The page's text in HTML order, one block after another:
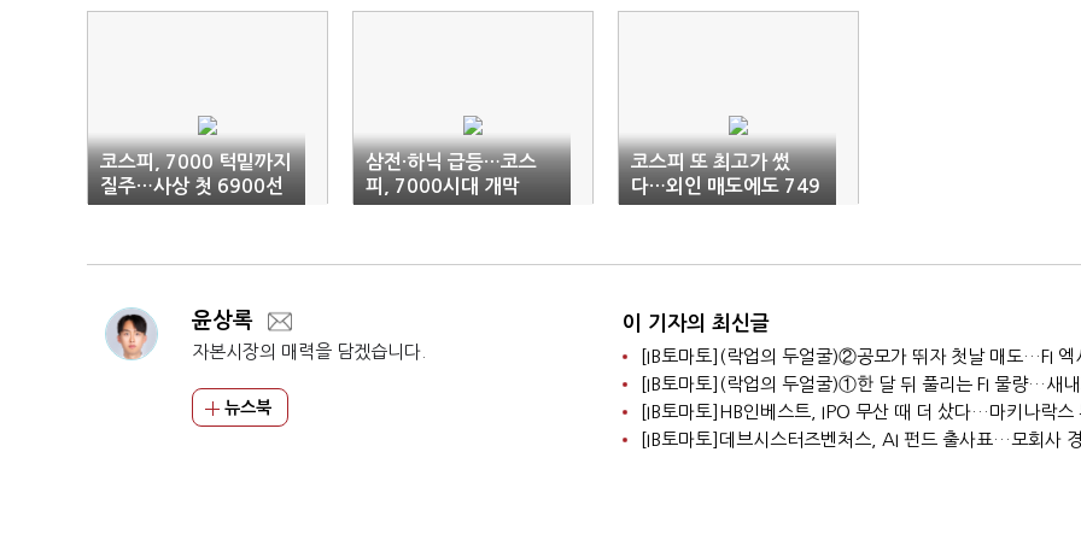
코스피, 7000 턱밑까지
질주…사상 첫 6900선
돌파
삼전·하닉 급등…코스
피, 7000시대 개막
코스피 또 최고가 썼
다…외인 매도에도 749
0선 마감
윤상록
자본시장의 매력을 담겠습니다.
뉴스북
이 기자의 최신글